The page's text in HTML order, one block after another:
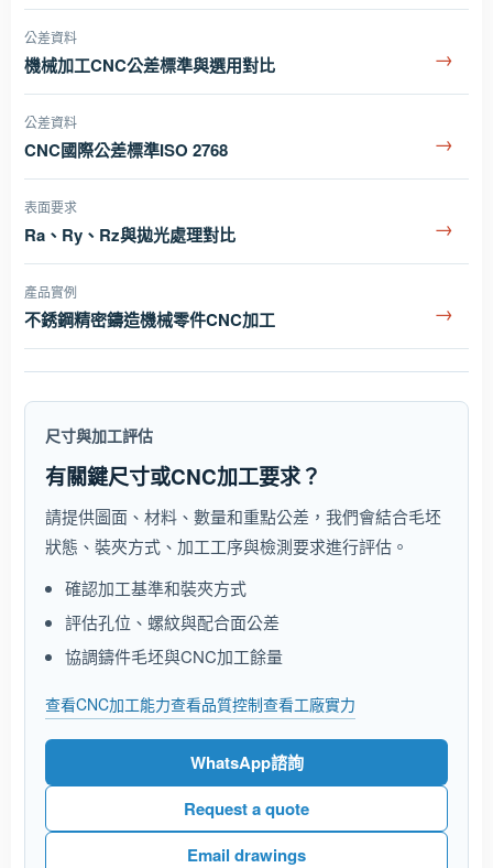
公差資料
機械加工CNC公差標準與選用對比 →
公差資料
CNC國際公差標準ISO 2768 →
表面要求
Ra、Ry、Rz與拋光處理對比 →
產品實例
不銹鋼精密鑄造機械零件CNC加工 →
尺寸與加工評估
有關鍵尺寸或CNC加工要求？
請提供圖面、材料、數量和重點公差，我們會結合毛坯
狀態、裝夾方式、加工工序與檢測要求進行評估。
確認加工基準和裝夾方式
評估孔位、螺紋與配合面公差
協調鑄件毛坯與CNC加工餘量
查看CNC加工能力查看品質控制查看工廠實力
WhatsApp諮詢
Request a quote
Email drawings